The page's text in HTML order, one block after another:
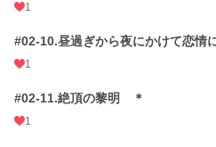
1
#02-10.昼過ぎから夜にかけて恋情
1
#02-11.絶頂の黎明 ＊
1